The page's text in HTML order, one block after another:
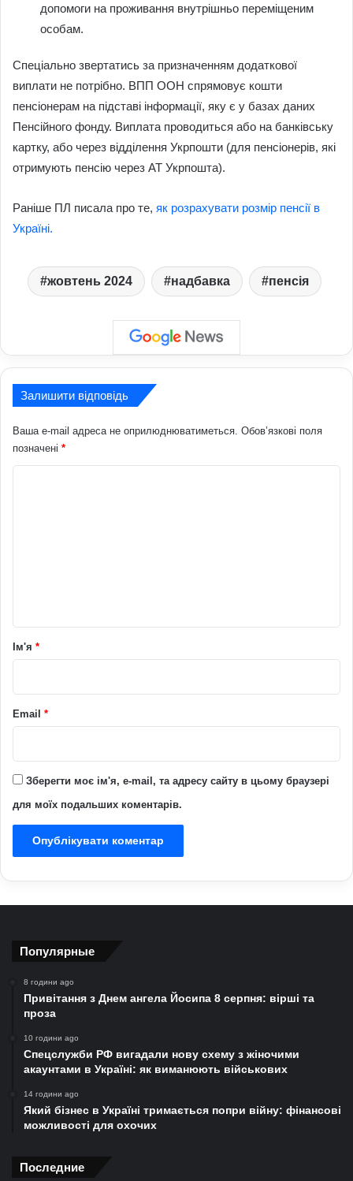
допомоги на проживання внутрішньо переміщеним
особам.
Спеціально звертатись за призначенням додаткової
виплати не потрібно. ВПП ООН спрямовує кошти
пенсіонерам на підставі інформації, яку є у базах даних
Пенсійного фонду. Виплата проводиться або на банківську
картку, або через відділення Укрпошти (для пенсіонерів, які
отримують пенсію через АТ Укрпошта).
Раніше ПЛ писала про те, як розрахувати розмір пенсії в
Україні.
жовтень 2024 надбавка пенсія
Залишити відповідь
Ваша e-mail адреса не оприлюднюватиметься. Обов’язкові поля
позначені *
рІм'я *
Email *
Зберегти моє ім'я, e-mail, та адресу сайту в цьому браузері
для моїх подальших коментарів.
Популярные
8 години ago
Привітання з Днем ангела Йосипа 8 серпня: вірші та
проза
10 години ago
Спецслужби РФ вигадали нову схему з жіночими
акаунтами в Україні: як виманюють військових
14 години ago
Який бізнес в Україні тримається попри війну: фінансові
можливості для охочих
Последние